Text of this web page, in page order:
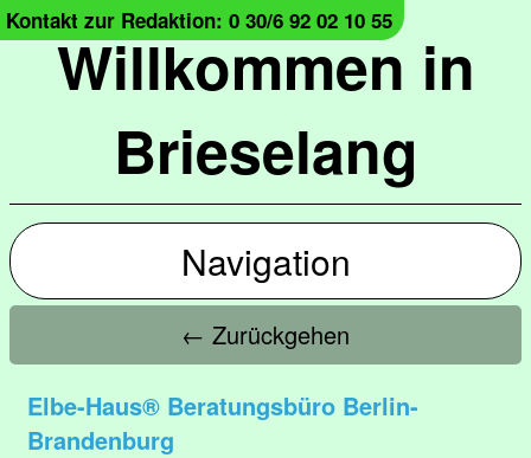
Willkommen in
Brieselang
Kontakt zur Redaktion: 0 30/6 92 02 10 55
Navigation
← Zurückgehen
Elbe-Haus® Beratungsbüro Berlin-
Brandenburg